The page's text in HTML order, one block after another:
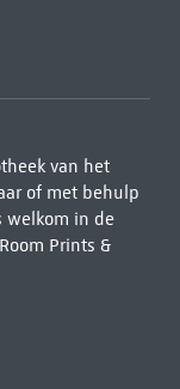
van het
of met behulp
welkom in de
Prints &